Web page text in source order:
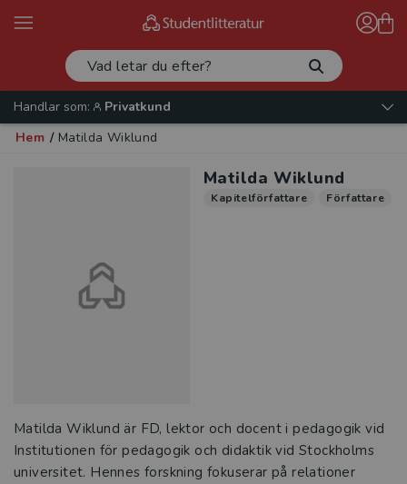
Handlar som:
Privatkund
Hem / Matilda Wiklund
Matilda Wiklund
Kapitelförfattare Författare
Matilda Wiklund är FD, lektor och docent i pedagogik vid
Institutionen för pedagogik och didaktik vid Stockholms
universitet. Hennes forskning fokuserar på relationer